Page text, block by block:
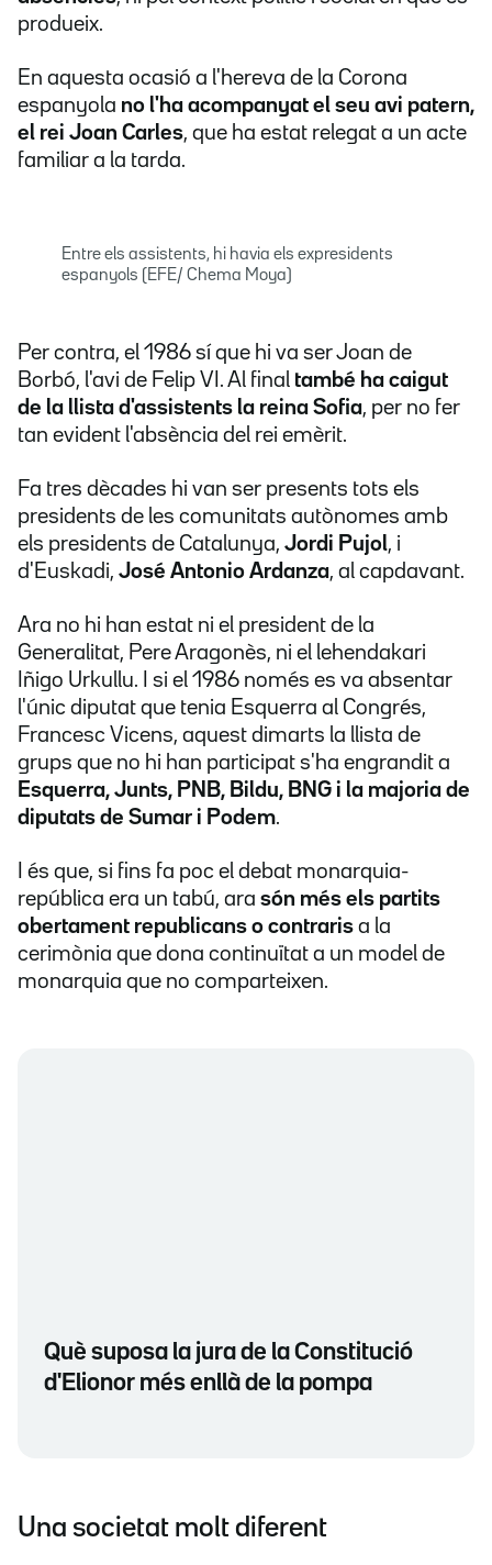
produeix.
En aquesta ocasió a l'hereva de la Corona
espanyola no l'ha acompanyat el seu avi patern,
el rei Joan Carles, que ha estat relegat a un acte
familiar a la tarda.
Entre els assistents, hi havia els expresidents
espanyols (EFE/ Chema Moya)
Per contra, el 1986 sí que hi va ser Joan de
Borbó, l'avi de Felip VI. Al final també ha caigut
de la llista d'assistents la reina Sofia, per no fer
tan evident l'absència del rei emèrit.
Fa tres dècades hi van ser presents tots els
presidents de les comunitats autònomes amb
els presidents de Catalunya, Jordi Pujol, i
d'Euskadi, José Antonio Ardanza, al capdavant.
Ara no hi han estat ni el president de la
Generalitat, Pere Aragonès, ni el lehendakari
Iñigo Urkullu. I si el 1986 només es va absentar
l'únic diputat que tenia Esquerra al Congrés,
Francesc Vicens, aquest dimarts la llista de
grups que no hi han participat s'ha engrandit a
Esquerra, Junts, PNB, Bildu, BNG i la majoria de
diputats de Sumar i Podem.
I és que, si fins fa poc el debat monarquia-
república era un tabú, ara són més els partits
obertament republicans o contraris a la
cerimònia que dona continuïtat a un model de
monarquia que no comparteixen.
Què suposa la jura de la Constitució
d'Elionor més enllà de la pompa
Una societat molt diferent